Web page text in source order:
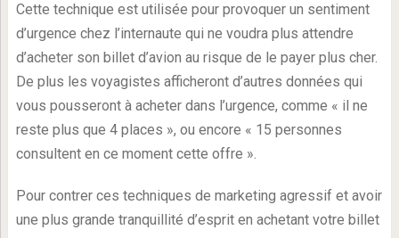
Cette technique est utilisée pour provoquer un sentiment
d’urgence chez l’internaute qui ne voudra plus attendre
d’acheter son billet d’avion au risque de le payer plus cher.
De plus les voyagistes afficheront d’autres données qui
vous pousseront à acheter dans l’urgence, comme « il ne
reste plus que 4 places », ou encore « 15 personnes
consultent en ce moment cette offre ».
Pour contrer ces techniques de marketing agressif et avoir
une plus grande tranquillité d’esprit en achetant votre billet